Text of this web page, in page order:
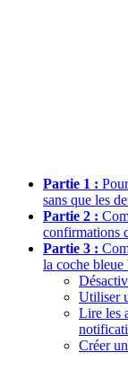
Partie 1 :
sans que les
Partie 2 :
confirmations
Partie 3 :
la coche bleue
Utiliser
Lire les
Créer